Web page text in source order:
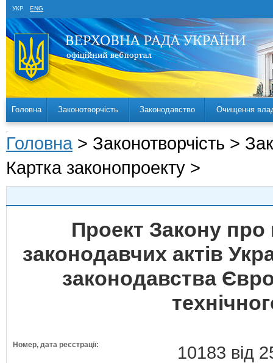
УКР ENG
Головна Законотворчість Законодавство Очищення
Головна > Законотворчість >
Картка законопроекту >
Проект Закону про
законодавчих актів
законодавства
Номер, дата реєстрації: 10183 від